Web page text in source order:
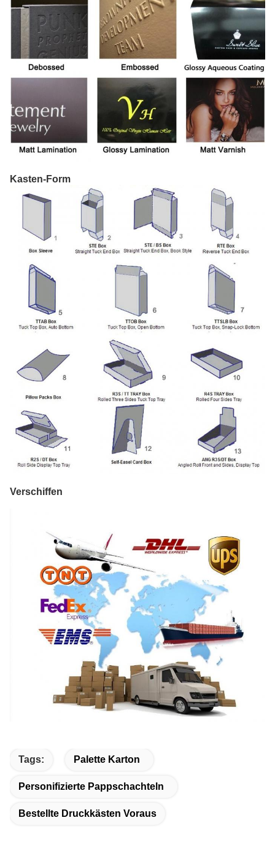
Kasten-Form
Verschiffen
Tags: Palette Karton
Personifizierte Pappschachteln
Bestellte Druckkästen Voraus